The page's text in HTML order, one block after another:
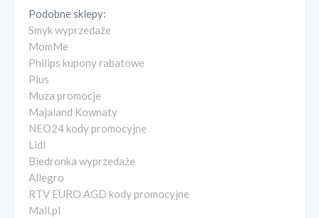
Podobne sklepy:
Smyk wyprzedaże
MomMe
Philips kupony rabatowe
Plus
Muza promocje
Majaland Kownaty
NEO24 kody promocyjne
Lidl
Biedronka wyprzedaże
Allegro
RTV EURO AGD kody promocyjne
Mall.pl